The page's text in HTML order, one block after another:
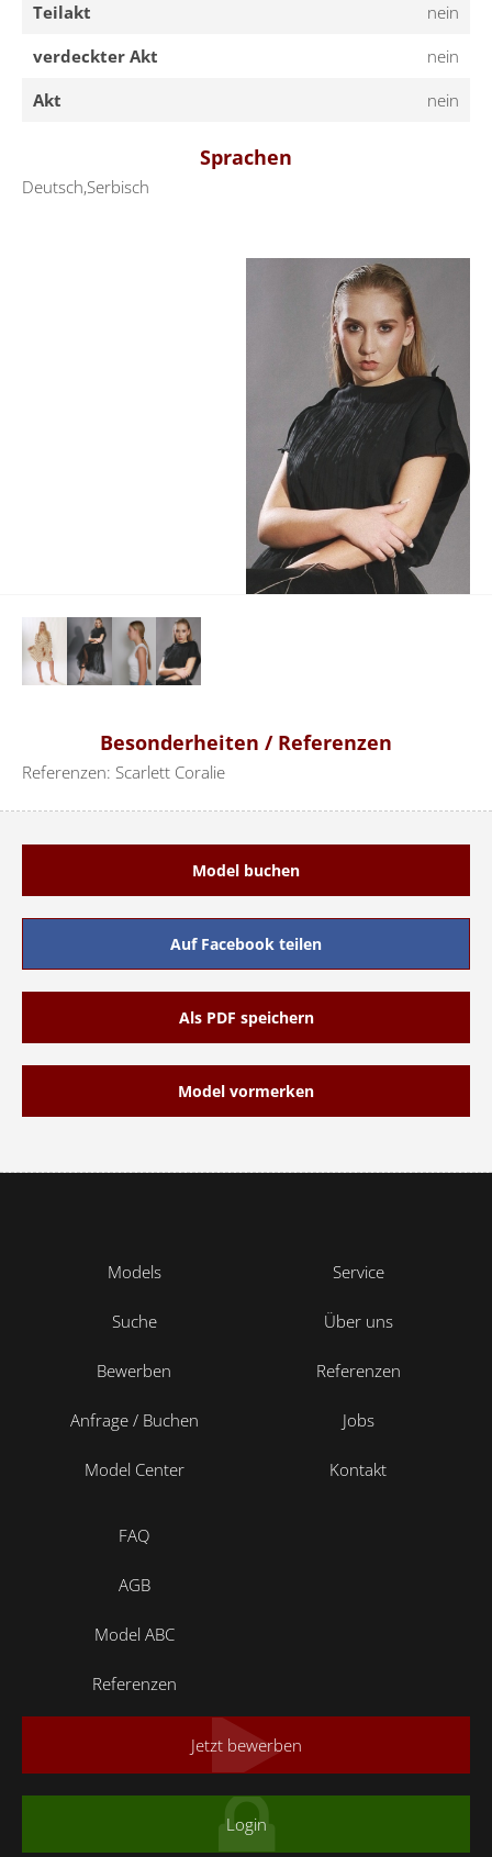
Teilakt
nein
verdeckter Akt
nein
Akt
nein
Sprachen
Deutsch,Serbisch
Besonderheiten / Referenzen
Referenzen: Scarlett Coralie
Model buchen
Auf Facebook teilen
Als PDF speichern
Model vormerken
Models
Suche
Bewerben
Anfrage / Buchen
Model Center
Service
Über uns
Referenzen
Jobs
Kontakt
FAQ
AGB
Model ABC
Referenzen
Jetzt bewerben
Login